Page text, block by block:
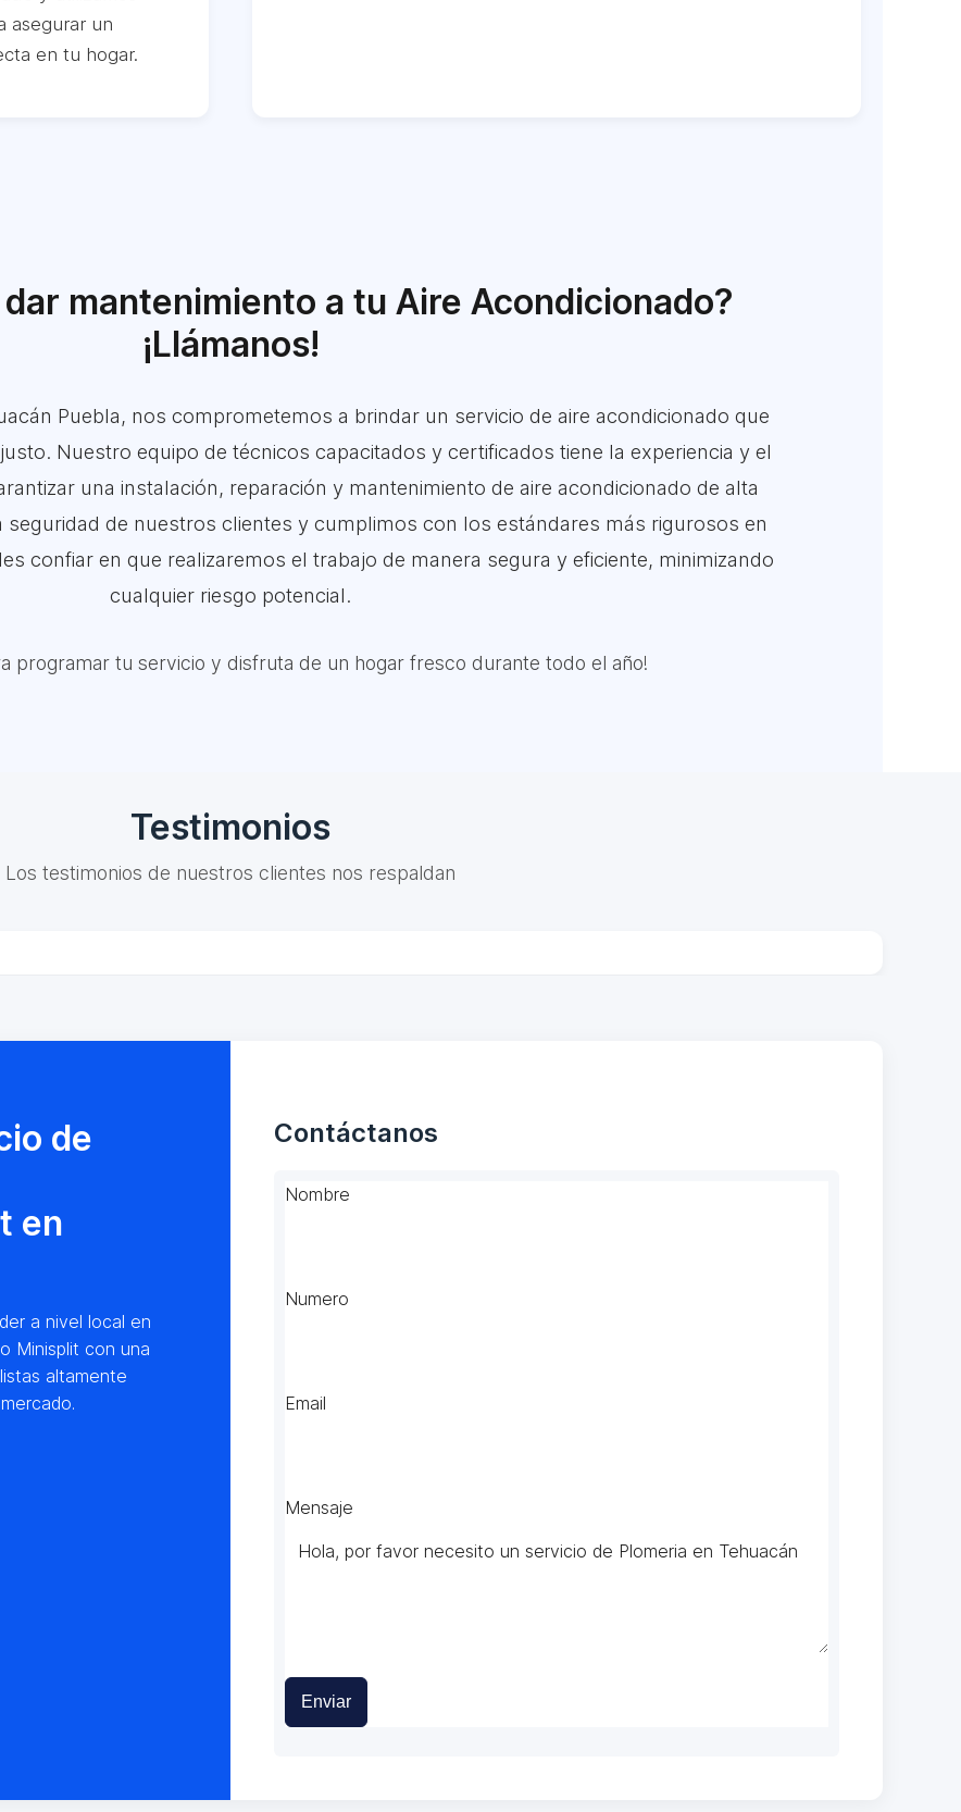
asegurar un
en tu hogar.
mantenimiento a tu Aire Acondicionado?
¡Llámanos!
Puebla, nos comprometemos a brindar un servicio de aire acondicionado que
Nuestro equipo de técnicos capacitados y certificados tiene la experiencia y el
una instalación, reparación y mantenimiento de aire acondicionado de alta
de nuestros clientes y cumplimos con los estándares más rigurosos en
confiar en que realizaremos el trabajo de manera segura y eficiente, minimizando
cualquier riesgo potencial.
programar tu servicio y disfruta de un hogar fresco durante todo el año!
Testimonios
Los testimonios de nuestros clientes nos respaldan
de
en
a nivel local en
Minisplit con una
altamente
Contáctanos
Nombre
Numero
Email
Mensaje
Enviar